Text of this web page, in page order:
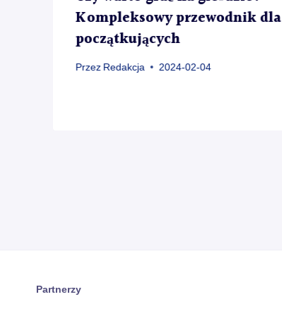
Kompleksowy przewodnik dla
początkujących
Przez Redakcja 2024-02-04
Partnerzy